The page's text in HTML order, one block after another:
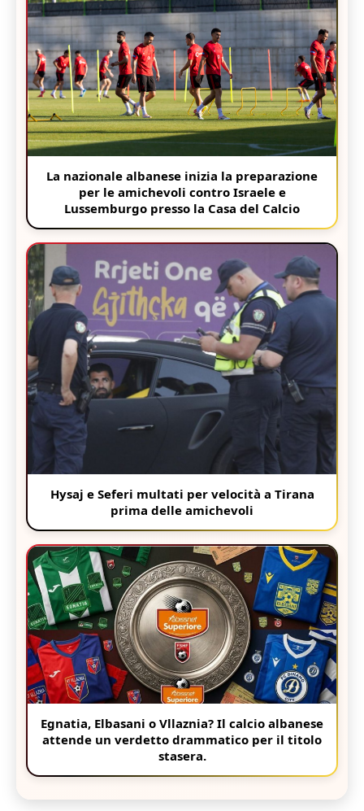
La nazionale albanese inizia la preparazione
per le amichevoli contro Israele e
Lussemburgo presso la Casa del Calcio
Hysaj e Seferi multati per velocità a Tirana
prima delle amichevoli
Egnatia, Elbasani o Vllaznia? Il calcio albanese
attende un verdetto drammatico per il titolo
stasera.